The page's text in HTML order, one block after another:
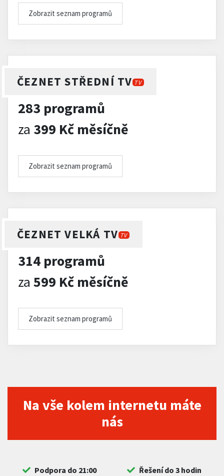
Zobrazit seznam programů
ČEZNET STŘEDNÍ TV TV
283 programů
za 399 Kč měsíčně
Zobrazit seznam programů
ČEZNET VELKÁ TV TV
314 programů
za 599 Kč měsíčně
Zobrazit seznam programů
Na vše kolem internetu máte
nás
Podpora do 21:00 Řešení do 3 hodin